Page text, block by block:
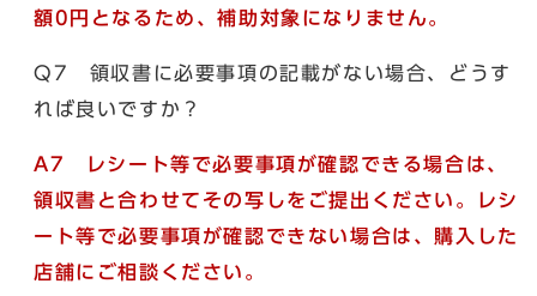
額0円となるため、補助対象になりません。
Q7 領収書に必要事項の記載がない場合、どうす
れば良いですか？
A7 レシート等で必要事項が確認できる場合は、
領収書と合わせてその写しをご提出ください。レシ
ート等で必要事項が確認できない場合は、購入した
店舗にご相談ください。